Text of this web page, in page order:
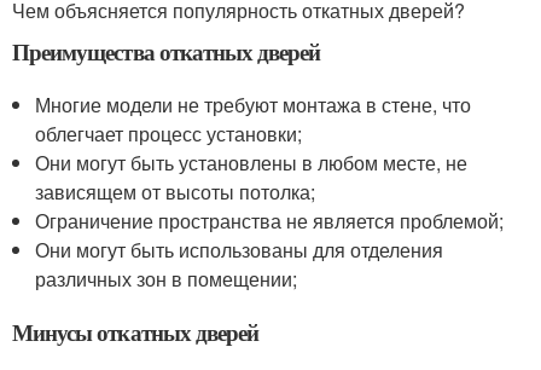
Чем объясняется популярность откатных дверей?
Преимущества откатных дверей
Многие модели не требуют монтажа в стене, что
облегчает процесс установки;
Они могут быть установлены в любом месте, не
зависящем от высоты потолка;
Ограничение пространства не является проблемой;
Они могут быть использованы для отделения
различных зон в помещении;
Минусы откатных дверей